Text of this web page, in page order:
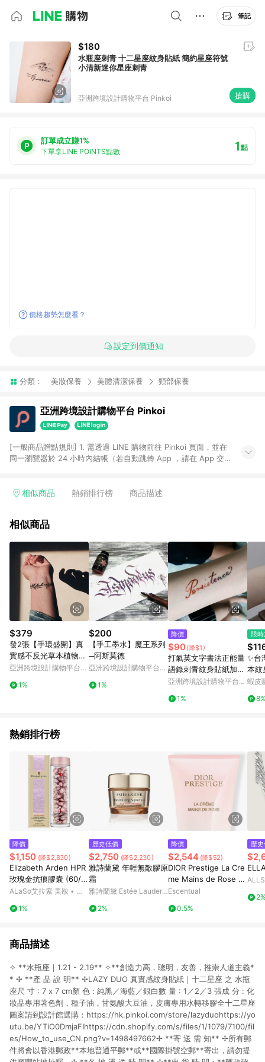
筆記
$180
水瓶座刺青 十二星座紋身貼紙 簡約星座符號
小清新迷你星座刺青
亞洲跨境設計購物平台 Pinkoi 搶購
訂單成立賺1%
下單享LINE POINTS點數 1點
價格趨勢怎麼看？
設定到價通知
分類： 美妝保養 美體清潔保養 頸部保養
亞洲跨境設計購物平台 Pinkoi
[一般商品贈點規則] 1. 需透過 LINE 購物前往 Pinkoi 頁面，並在
同一瀏覽器於 24 小時內結帳（若自動跳轉 App ，請在 App 交
回饋訂單不得享有 Pinkoi 站方優惠，例如首購優惠，P coins，
行為，不具贈點資格，部分退款不在此限。 6. APP 請更新至
貨後 45 天後發送。 8. 群眾募資商品，禮物卡，開館保證金，補
運費，攤位費等不具贈點資格。 9. LINE 購物站上之商品規格、
顏色、價位、贈品如與 Pinkoi 商品資訊頁及購物車不符，以
Pinkoi 購物商品資訊頁及購物車標示為準。 10. 點數紅包使用規
則請以點數紅包活動說明為準。 11. 若於 LINE 購物前往 Pinkoi
頁面後才首次下載 Pinkoi APP 並完成訂單，不符合導購資格；承
上，首次下載 Pinkoi APP 後，需透過 LINE 購物前往 Pinkoi 頁
面，方享導購資格。
相似商品 熱銷排行榜 商品描述
相似商品
$379
發2張【手環盛開】真
實感不反光草本植物紋
身貼紙搓洗不掉男女款
亞洲跨境設計購物平台
1%
$200
【手工墨水】魔王系列
─阿斯莫德
亞洲跨境設計購物平台
1%
降價
$90(降$1)
打氣英文字書法正能量
語錄刺青紋身貼紙加油
陽光快樂堅持鼓勵考試
亞洲跨境設計購物平台
1%
限
✨台
本紋
水
半永
蝦皮
熱銷排行榜
降價
$1,150 (降$2,830)
Elizabeth Arden HPR
玫瑰金抗痕膠囊 (60/9
0顆)
ALaSo艾拉索 美妝 • 保
1%
歷史低價
$2,750 (降$2,230)
雅詩蘭黛 年輕無敵膠原
霜
雅詩蘭黛 Estée Lauder
2%
降價
$2,544 (降$52)
DIOR Prestige La Cre
me Mains de Rose 5
0ml
Escentual
0.5%
歷
商品描述
✧ **水瓶座｜1.21 - 2.19** ✧**創造力高，聰明，友善，推崇人道主義*
* ✢ **產 品 說 明** ✢LAZY DUO 真實感紋身貼紙｜十二星座 之 水瓶
座尺 寸 : 7 x 7 cm顏 色 : 純黑／海藍／銀白數 量 : 1／2／3 張成 分 : 化
妝品專用著色劑，種子油，甘氨酸大豆油，皮膚專用水轉移膠全十二星座
圖案請到設計館選購：https://hk.pinkoi.com/store/lazyduohttps://yo
utu.be/YTiO0DmjaFIhttps://cdn.shopify.com/s/files/1/1079/7100/fil
es/How_to_use_CN.png?v=1498497662✢ **寄 送 需 知** ✢所有郵
件將會以香港郵政**本地普通平郵**或**國際掛號空郵**寄出，請勿提